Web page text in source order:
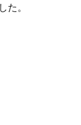
た。